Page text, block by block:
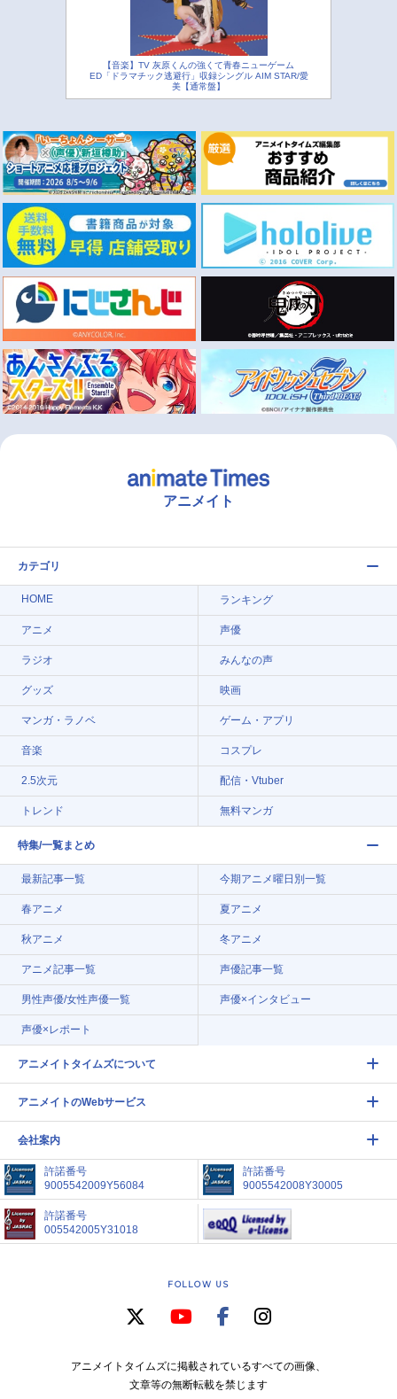
【音楽】TV 灰原くんの強くて青春ニューゲーム
ED「ドラマチック逃避行」収録シングル AIM STAR/愛
美【通常盤】
アニメイト
カテゴリ
HOME ランキング
アニメ 声優
ラジオ みんなの声
グッズ 映画
マンガ・ラノベ ゲーム・アプリ
音楽 コスプレ
2.5次元 配信・Vtuber
トレンド 無料マンガ
特集/一覧まとめ
最新記事一覧 今期アニメ曜日別一覧
春アニメ 夏アニメ
秋アニメ 冬アニメ
アニメ記事一覧 声優記事一覧
男性声優/女性声優一覧 声優×インタビュー
声優×レポート
アニメイトタイムズについて
アニメイトのWebサービス
会社案内
許諾番号
9005542009Y56084
許諾番号
9005542008Y30005
許諾番号
005542005Y31018
FOLLOW US
アニメイトタイムズに掲載されているすべての画像、
文章等の無断転載を禁じます